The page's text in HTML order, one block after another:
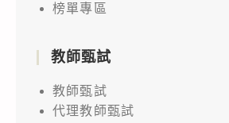
榜單專區
教師甄試
教師甄試
代理教師甄試